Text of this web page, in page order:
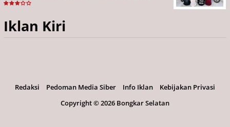
Iklan Kiri
Redaksi Pedoman Media Siber Info Iklan
Kebijakan Privasi
Copyright ©2026 Bongkar Selatan